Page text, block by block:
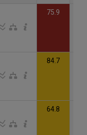
75.9
84.7
64.8